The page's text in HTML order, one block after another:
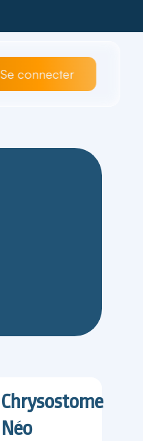
Se connecter
Chrysostome
Néo